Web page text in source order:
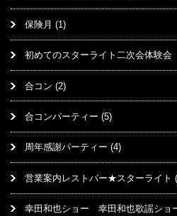
保険月 (1)
初めてのスターライト二次会体験
合コン (2)
合コンパーティー (5)
周年感謝パーティー (4)
営業案内レストバー★スターライト
幸田和也ショー 幸田和也歌謡シ